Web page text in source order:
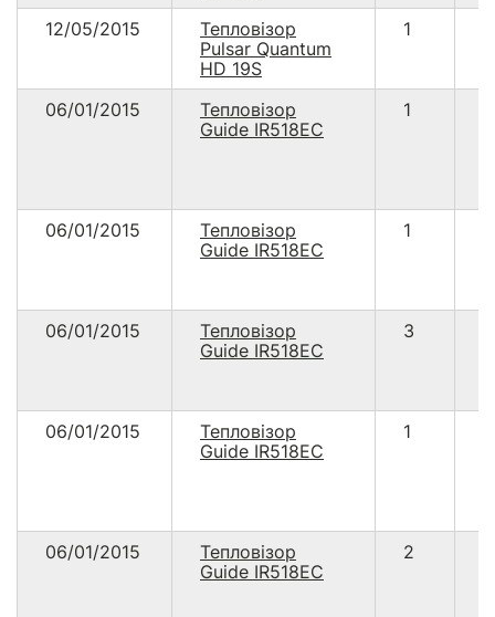
12/05/2015
Тепловізор
Pulsar Quantum
HD 19S
1
06/01/2015
Тепловізор
Guide IR518EC
1
06/01/2015
Тепловізор
Guide IR518EC
1
06/01/2015
Тепловізор
Guide IR518EC
3
06/01/2015
Тепловізор
Guide IR518EC
1
06/01/2015
Тепловізор
Guide IR518EC
2